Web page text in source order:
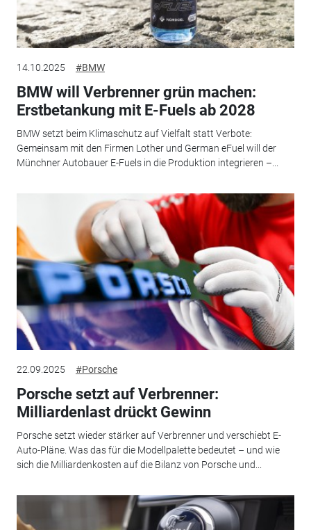
14.10.2025 #BMW
BMW will Verbrenner grün machen:
Erstbetankung mit E-Fuels ab 2028
BMW setzt beim Klimaschutz auf Vielfalt statt Verbote:
Gemeinsam mit den Firmen Lother und German eFuel will der
Münchner Autobauer E-Fuels in die Produktion integrieren –...
22.09.2025 #Porsche
Porsche setzt auf Verbrenner:
Milliardenlast drückt Gewinn
Porsche setzt wieder stärker auf Verbrenner und verschiebt E-
Auto-Pläne. Was das für die Modellpalette bedeutet – und wie
sich die Milliardenkosten auf die Bilanz von Porsche und...